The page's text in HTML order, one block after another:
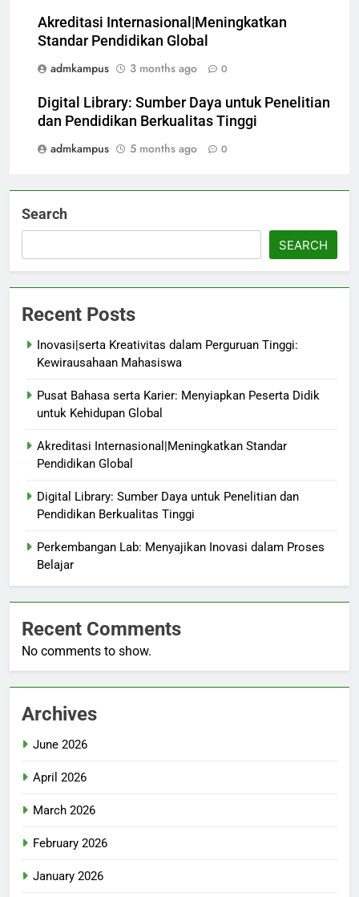
Akreditasi Internasional|Meningkatkan
Standar Pendidikan Global
admkampus
3 months ago 0
Digital Library: Sumber Daya untuk Penelitian
dan Pendidikan Berkualitas Tinggi
admkampus
5 months ago 0
Search
SEARCH
Recent Posts
Inovasi|serta Kreativitas dalam Perguruan Tinggi:
Kewirausahaan Mahasiswa
Pusat Bahasa serta Karier: Menyiapkan Peserta Didik
untuk Kehidupan Global
Akreditasi Internasional|Meningkatkan Standar
Pendidikan Global
Digital Library: Sumber Daya untuk Penelitian dan
Pendidikan Berkualitas Tinggi
Perkembangan Lab: Menyajikan Inovasi dalam Proses
Belajar
Recent Comments
No comments to show.
Archives
June 2026
April 2026
March 2026
February 2026
January 2026